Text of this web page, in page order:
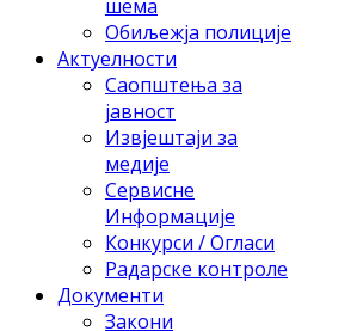
шема
Обиљежја полиције
Актуелности
Саопштења за
јавност
Извјештаји за
медије
Сервисне
Информације
Конкурси / Огласи
Радарске контроле
Документи
Закони